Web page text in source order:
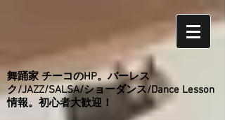
舞踊家 チーコのHP。バーレス
ク/JAZZ/SALSA/ショーダンス/Dance Lesson
情報。初心者大歓迎！